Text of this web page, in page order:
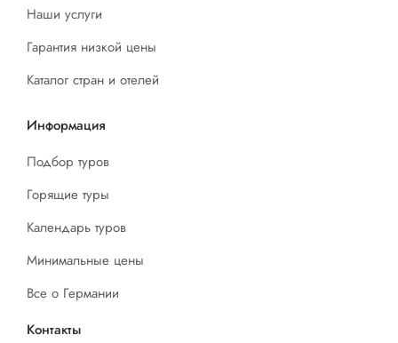
Наши услуги
Гарантия низкой цены
Каталог стран и отелей
Информация
Подбор туров
Горящие туры
Календарь туров
Минимальные цены
Все о Германии
Контакты